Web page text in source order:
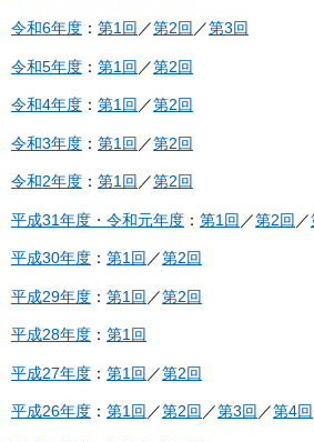
令和6年度 ： 第1回 ／第2回 ／第3回
令和5年度 ： 第1回 ／第2回
令和4年度 ： 第1回 ／第2回
令和3年度 ： 第1回 ／第2回
令和2年度 ： 第1回 ／第2回
平成31年度・令和元年度 ： 第1回 ／第2回 ／
平成30年度 ： 第1回 ／第2回
平成29年度 ： 第1回 ／第2回
平成28年度 ： 第1回
平成27年度 ： 第1回 ／第2回
平成26年度 ： 第1回 ／第2回 ／第3回 ／第4回